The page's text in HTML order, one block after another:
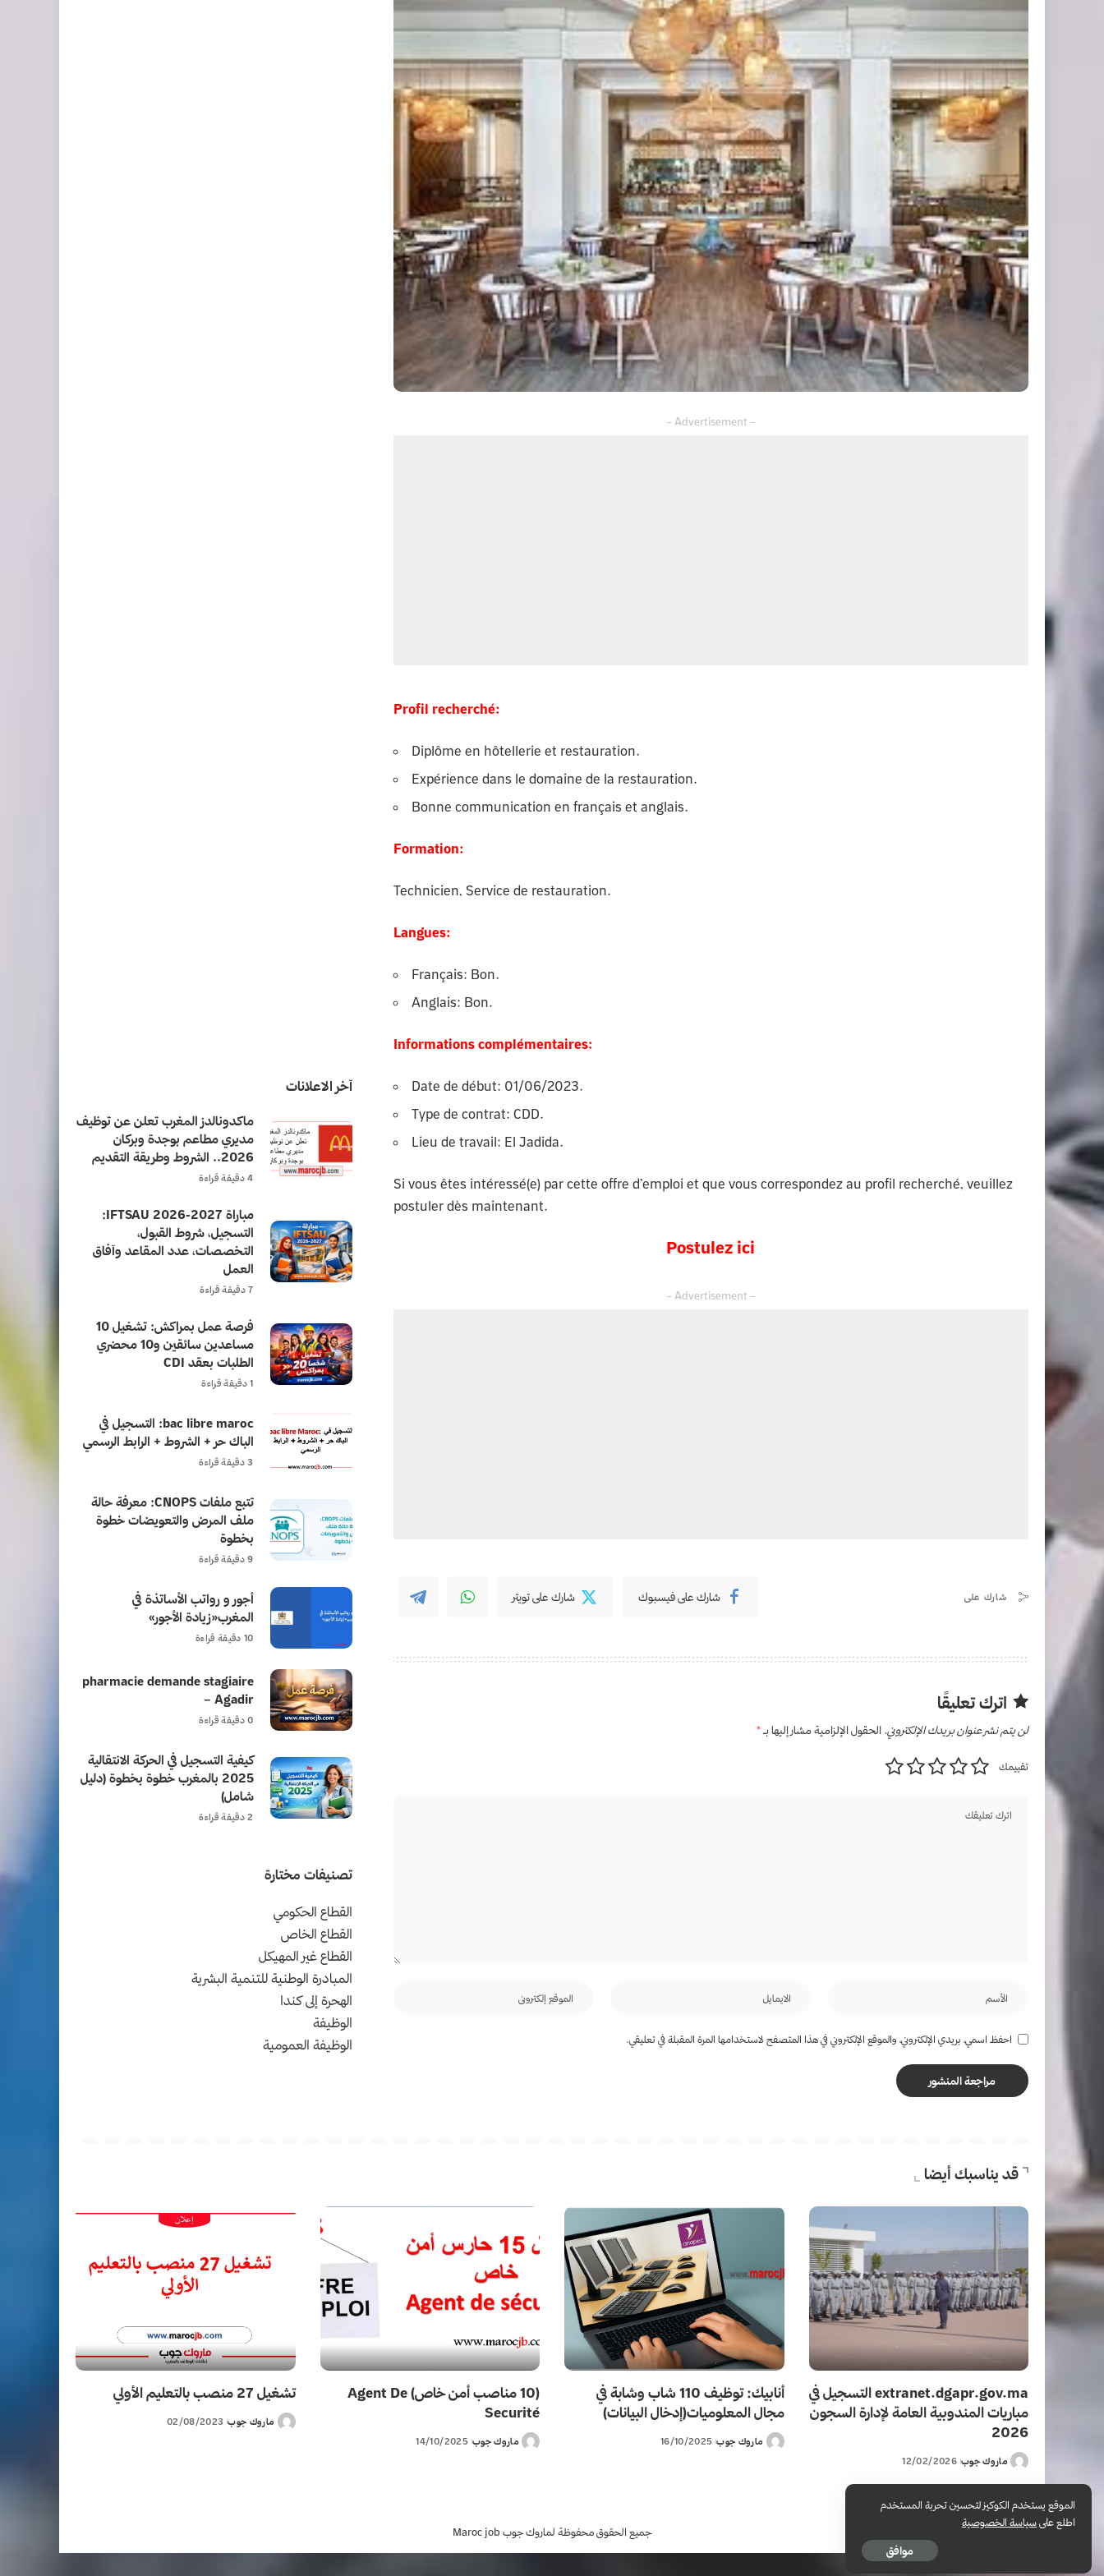
– Advertisement –
Profil recherché:
Diplôme en hôtellerie et restauration.
Expérience dans le domaine de la restauration.
Bonne communication en français et anglais.
Formation:
Technicien, Service de restauration.
Langues:
Français: Bon.
Anglais: Bon.
Informations complémentaires:
Date de début: 01/06/2023.
Type de contrat: CDD.
Lieu de travail: El Jadida.
Si vous êtes intéressé(e) par cette offre d’emploi et que vous correspondez au profil recherché, veuillez
postuler dès maintenant.
Postulez ici
– Advertisement –
شارك على شارك على فيسبوك شارك على تويتر
اترك تعليقًا
لن يتم نشر عنوان بريدك الإلكتروني. الحقول الإلزامية مشار إليها بـ*
تقييمك
احفظ اسمي، بريدي الإلكتروني، والموقع الإلكتروني في هذا المتصفح لاستخدامها المرة المقبلة في تعليقي.
آخر الاعلانات
ماكدونالدز المغرب تعلن عن توظيف
مديري مطاعم بوجدة وبركان
2026.. الشروط وطريقة التقديم
4 دقيقة قراءة
مباراة IFTSAU 2026-2027:
التسجيل، شروط القبول،
التخصصات، عدد المقاعد وآفاق
العمل
7 دقيقة قراءة
فرصة عمل بمراكش: تشغيل 10
مساعدين سائقين و10 محضري
الطلبات بعقد CDI
1 دقيقة قراءة
bac libre maroc: التسجيل في
الباك حر + الشروط + الرابط الرسمي
3 دقيقة قراءة
تتبع ملفات CNOPS: معرفة حالة
ملف المرض والتعويضات خطوة
بخطوة
9 دقيقة قراءة
أجور و رواتب الأساتذة في
المغرب«زيادة الأجور»
10 دقيقة قراءة
pharmacie demande stagiaire
– Agadir
0 دقيقة قراءة
كيفية التسجيل في الحركة الانتقالية
2025 بالمغرب خطوة بخطوة (دليل
شامل)
2 دقيقة قراءة
تصنيفات مختارة
القطاع الحكومي
القطاع الخاص
القطاع غير المهيكل
المبادرة الوطنية للتنمية البشرية
الهحرة إلى كندا
الوظيفة
الوظيفة العمومية
قد يناسبك أيضا
extranet.dgapr.gov.ma التسجيل في
مباريات المندوبية العامة لإدارة السجون
2026
Posted
by
ماروك جوب 12/02/2026
أنابيك: توظيف 110 شاب وشابة في
مجال المعلوميات(إدخال البيانات)
Posted
ماروك جوب 16/10/2025
(10 مناصب أمن خاص) Agent De
Securité
Posted
ماروك جوب 14/10/2025
تشغيل 27 منصب بالتعليم الأولي
Posted
ماروك جوب 02/08/2023
جميع الحقوق محفوظة لماروك جوب Maroc job
الموقع يستخدم الكوكيز لتحسين تحربة المستخدم
اطلع على سياسة الخصوصية
موافق